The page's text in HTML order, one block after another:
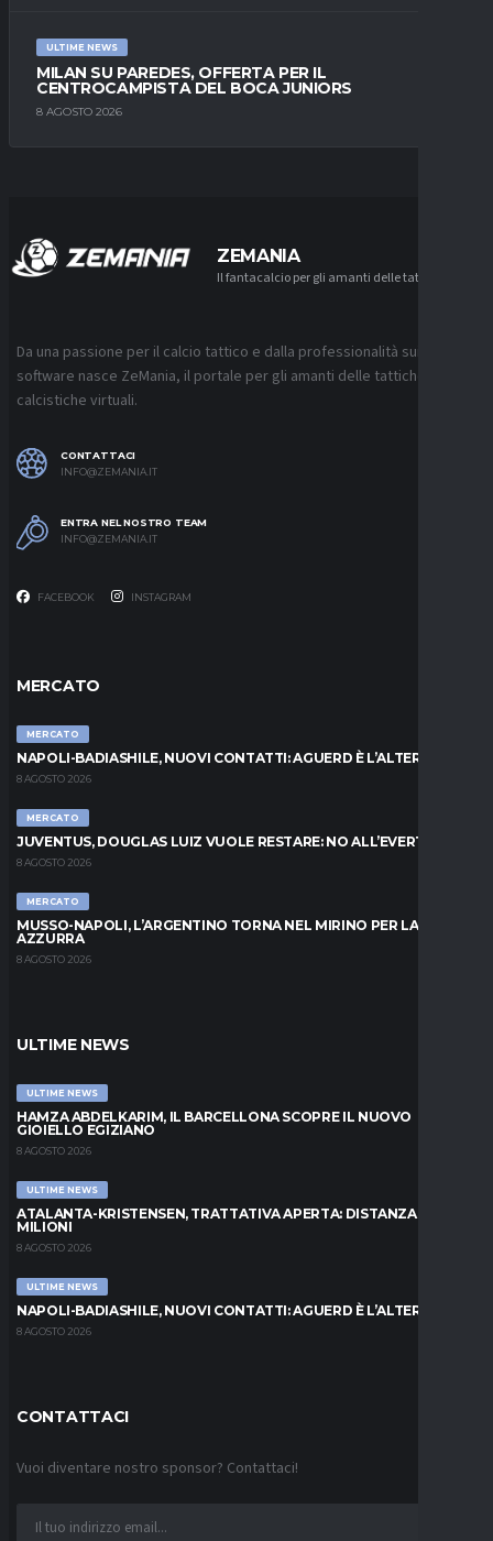
ULTIME NEWS
MILAN SU PAREDES, OFFERTA PER IL
CENTROCAMPISTA DEL BOCA JUNIORS
8 AGOSTO 2026
ZEMANIA
Il fantacalcio per gli amanti delle tattiche
Da una passione per il calcio tattico e dalla professionalità sui
software nasce ZeMania, il portale per gli amanti delle tattiche
calcistiche virtuali.
CONTATTACI
INFO@ZEMANIA.IT
ENTRA NEL NOSTRO TEAM
INFO@ZEMANIA.IT
FACEBOOK INSTAGRAM
MERCATO
MERCATO
NAPOLI-BADIASHILE, NUOVI CONTATTI: AGUERD È L’ALTERNATIVA
8 AGOSTO 2026
MERCATO
JUVENTUS, DOUGLAS LUIZ VUOLE RESTARE: NO ALL’EVERTON
8 AGOSTO 2026
MERCATO
MUSSO-NAPOLI, L’ARGENTINO TORNA NEL MIRINO PER LA PORTA
AZZURRA
8 AGOSTO 2026
ULTIME NEWS
ULTIME NEWS
HAMZA ABDELKARIM, IL BARCELLONA SCOPRE IL NUOVO
GIOIELLO EGIZIANO
8 AGOSTO 2026
ULTIME NEWS
ATALANTA-KRISTENSEN, TRATTATIVA APERTA: DISTANZA DI 5
MILIONI
8 AGOSTO 2026
ULTIME NEWS
NAPOLI-BADIASHILE, NUOVI CONTATTI: AGUERD È L’ALTERNATIVA
8 AGOSTO 2026
CONTATTACI
Vuoi diventare nostro sponsor? Contattaci!